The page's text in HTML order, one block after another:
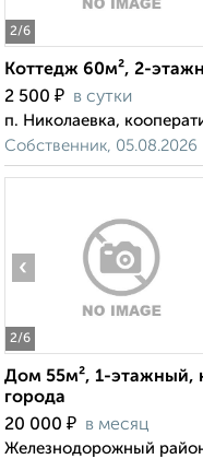
2/6
Коттедж 60м², 2-
2 500 ₽ в сутки
п. Николаевка,
Собственник, 05.08.2026
2/6
‹
Дом 55м², 1-этажный,
города
20 000 ₽ в месяц
Железнодорожный